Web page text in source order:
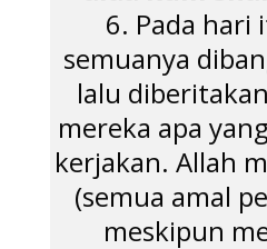
6. Pada hari
semuanya
lalu
mereka apa
kerjakan. Allah
(semua amal
meskipun